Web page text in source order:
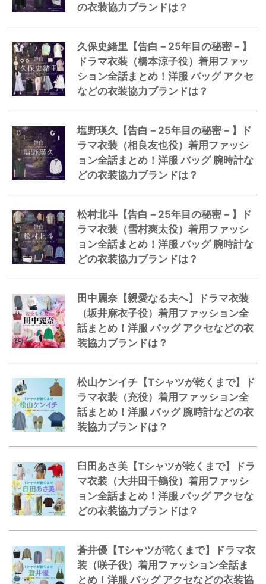
の衣装協力ブランドは？
久保史緒里【告白－25年目の秘密－】
ドラマ衣装（橋本涼子役）着用ファッ
ション全話まとめ！洋服 バッグ アクセ
などの衣装協力ブランドは？
塩野瑛久【告白－25年目の秘密－】ド
ラマ衣装（相良友也役）着用ファッシ
ョン全話まとめ！洋服 バッグ 腕時計な
どの衣装協力ブランドは？
松村北斗【告白－25年目の秘密－】ド
ラマ衣装（雪村爽太役）着用ファッシ
ョン全話まとめ！洋服 バッグ 腕時計な
どの衣装協力ブランドは？
田中麗奈【親愛なる夫へ】ドラマ衣装
（坂井麻衣子役）着用ファッション全
話まとめ！洋服 バッグ アクセなどの衣
装協力ブランドは？
松山ケンイチ【Tシャツが乾くまで】ド
ラマ衣装（充役）着用ファッション全
話まとめ！洋服 バッグ 腕時計などの衣
装協力ブランドは？
臼田あさ美【Tシャツが乾くまで】ドラ
マ衣装（大井田千鶴役）着用ファッシ
ョン全話まとめ！洋服 バッグ アクセな
どの衣装協力ブランドは？
蒼井優【Tシャツが乾くまで】ドラマ衣
装（咲子役）着用ファッション全話ま
とめ！洋服 バッグ アクセなどの衣装協